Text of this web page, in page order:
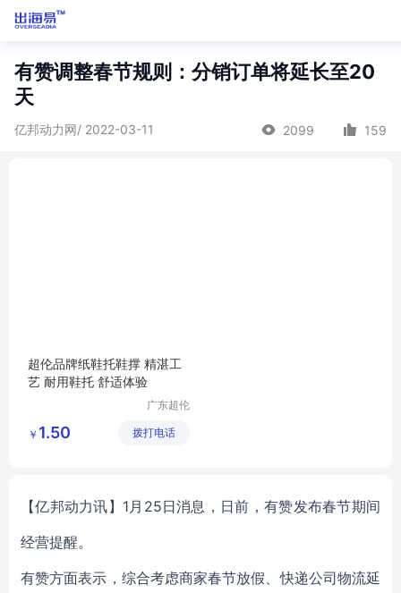
有赞调整春节规则：分销订单将延长至20
天
亿邦动力网/ 2022-03-11 2099 159
超伦品牌纸鞋托鞋撑 精湛工
艺 耐用鞋托 舒适体验
广东超伦
公司
￥ 1.50 拨打电话
【亿邦动力讯】1月25日消息，日前，有赞发布春节期间
经营提醒。
有赞方面表示，综合考虑商家春节放假、快递公司物流延